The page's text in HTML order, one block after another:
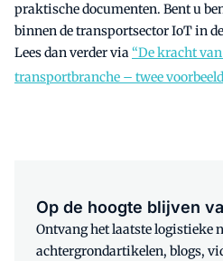
praktische documenten. Bent u
binnen de transportsector IoT in
Lees dan verder via“De kracht
transportbranche – twee
Op de hoogte blijven
Ontvang het laatste logistieke
achtergrondartikelen, blogs,